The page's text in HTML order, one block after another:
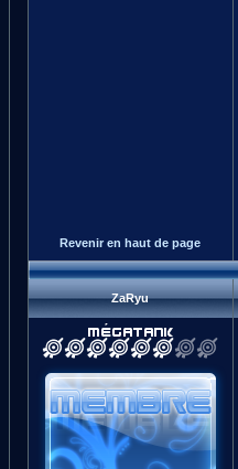
Revenir en haut de page
ZaRyu